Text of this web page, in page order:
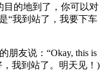
目的地到了，你可以对
“我到站了，我要下车
朋友说：“Okay, this is
，我到站了。明天见！)